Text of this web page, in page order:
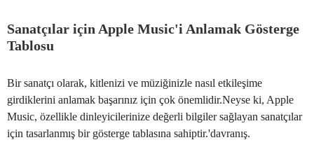
Sanatçılar için Apple Music'i Anlamak Gösterge
Tablosu
Bir sanatçı olarak, kitlenizi ve müziğinizle nasıl etkileşime
girdiklerini anlamak başarınız için çok önemlidir.Neyse ki, Apple
Music, özellikle dinleyicilerinize değerli bilgiler sağlayan sanatçılar
için tasarlanmış bir gösterge tablasına sahiptir.'davranış.